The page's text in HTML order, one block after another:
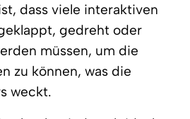
dass viele interaktiven
gedreht oder
müssen, um die
zu können, was die
weckt.